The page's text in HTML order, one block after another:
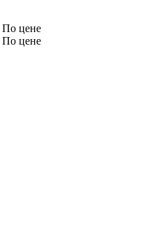
По цене
По цене